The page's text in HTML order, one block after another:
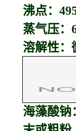
沸点：
蒸气压：
溶解性：
海藻酸钠